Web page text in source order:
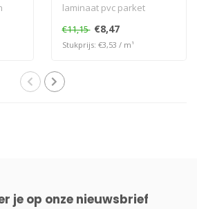
laminaat pvc parket
€11,15 €8,47
Stukprijs: €3,53 / m¹
je op onze nieuwsbrief